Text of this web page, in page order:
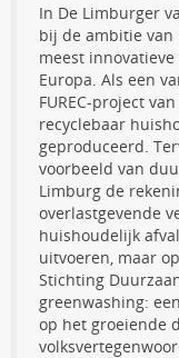
In De Limburger
bij de ambitie
meest
Europa. Als een
FUREC-project
recyclebaar
geproduceerd.
voorbeeld van
Limburg de
overlastgevende
huishoudelijk
uitvoeren, maar
Stichting
greenwashing:
op het groeiende